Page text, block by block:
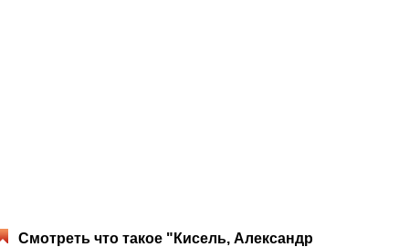
Смотреть что такое "Кисель, Александр